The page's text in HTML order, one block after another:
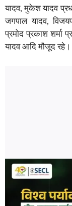
यादव, मुकेश यादव
जगपाल यादव,
प्रमोद प्रकाश शर्मा
यादव आदि मौजूद रहे।